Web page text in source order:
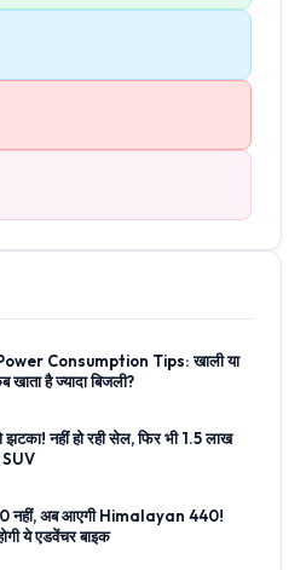
Consumption Tips: खाली या
है ज्यादा बिजली?
झटका! नहीं हो रही सेल, फिर भी 1.5 लाख
SUV
नहीं, अब आएगी Himalayan 440!
ये एडवेंचर बाइक